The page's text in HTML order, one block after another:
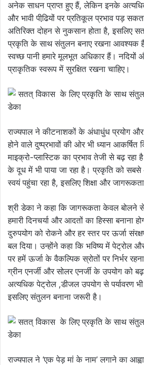
अनेक साधन प्राप्त हुए हैं, लेकिन इनके
और भावी पीढि़यों पर प्रतिकूल प्रभाव पड़
अतिरिक्त दोहन से नुकसान होता है, इसलिए
प्रकृति के साथ संतुलन बनाए रखना आवश्यक
स्वच्छ पानी हमारे मूलभूत अधिकार हैं।
प्राकृतिक स्वरूप में सुरक्षित रखना चाहिए।
राज्यपाल ने कीटनाशकों के अंधाधुंध प्रयोग
होने वाले दुष्प्रभावों की ओर भी ध्यान आकर्षित
माइक्रो-प्लास्टिक का प्रभाव तेजी से बढ़ रहा
के दूध में भी पाया जा रहा है। प्रकृति को
स्वयं पहुंचा रहा है, इसलिए शिक्षा और
श्री डेका ने कहा कि जागरूकता केवल बोलने
हमारी दिनचर्या और आदतों का हिस्सा बनाना
दुरुपयोग को रोकने और हर स्तर पर ऊर्जा
बल दिया। उन्होंने कहा कि भविष्य में पेट्रोल
पर हमें ऊर्जा के वैकल्पिक स्रोतों पर निर्भर
ग्रीन एनर्जी और सोलर एनर्जी के उपयोग को
अत्यधिक पेट्रोल ,डीजल उपयोग से पर्यावरण भी
इसलिए संतुलन बनाना जरूरी है।
राज्यपाल ने ‘एक पेड़ मां के नाम’ लगाने का